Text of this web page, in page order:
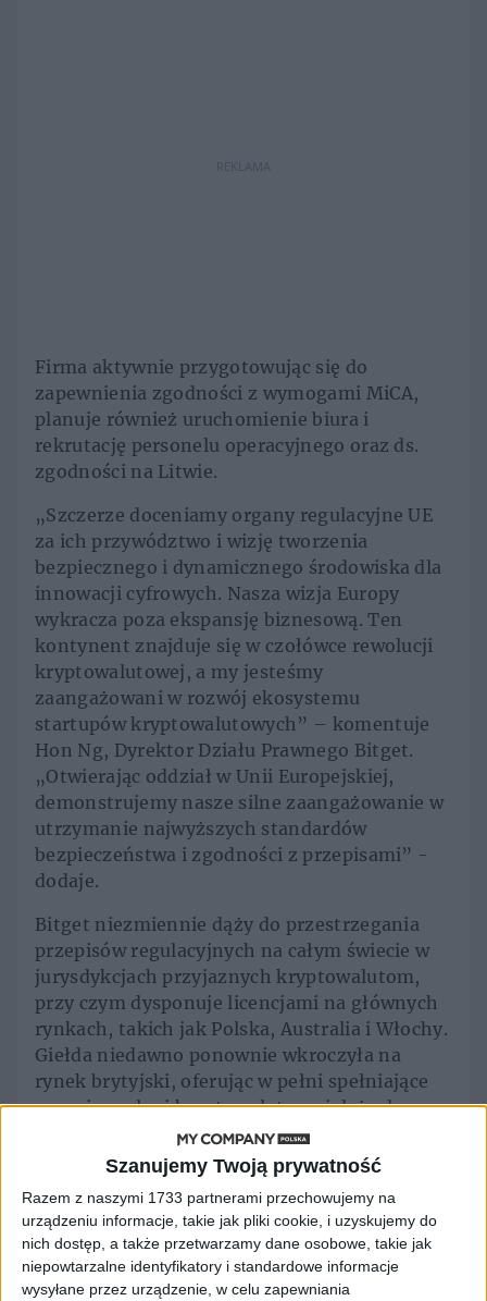
Szanujemy Twoją prywatność
Razem z naszymi 1733 partnerami przechowujemy na
urządzeniu informacje, takie jak pliki cookie, i uzyskujemy do
nich dostęp, a także przetwarzamy dane osobowe, takie jak
niepowtarzalne identyfikatory i standardowe informacje
wysyłane przez urządzenie, w celu zapewniania
REKLAMA
Firma aktywnie przygotowując się do
zapewnienia zgodności z wymogami MiCA,
planuje również uruchomienie biura i
rekrutację personelu operacyjnego oraz ds.
zgodności na Litwie.
„Szczerze doceniamy organy regulacyjne UE
za ich przywództwo i wizję tworzenia
bezpiecznego i dynamicznego środowiska dla
innowacji cyfrowych. Nasza wizja Europy
wykracza poza ekspansję biznesową. Ten
kontynent znajduje się w czołówce rewolucji
kryptowalutowej, a my jesteśmy
zaangażowani w rozwój ekosystemu
startupów kryptowalutowych” – komentuje
Hon Ng, Dyrektor Działu Prawnego Bitget.
„Otwierając oddział w Unii Europejskiej,
demonstrujemy nasze silne zaangażowanie w
utrzymanie najwyższych standardów
bezpieczeństwa i zgodności z przepisami” -
dodaje.
Bitget niezmiennie dąży do przestrzegania
przepisów regulacyjnych na całym świecie w
jurysdykcjach przyjaznych kryptowalutom,
przy czym dysponuje licencjami na głównych
rynkach, takich jak Polska, Australia i Włochy.
Giełda niedawno ponownie wkroczyła na
rynek brytyjski, oferując w pełni spełniające
przepisy usługi kryptowalutowe i dąży do
uzyskania pozwoleń regulacyjnych w ponad 15
jurysdykcjach na całym świecie. Dotyczy to
procedurę rejestracji w sektorze kryptowalut,
podkreślając swoje zaangażowanie w
prowadzenie bezpiecznych i transparentnych
działań na rynku europejskim.